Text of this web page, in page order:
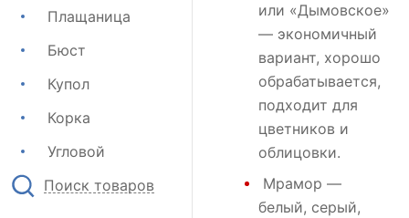
Плащаница
Бюст
Купол
Корка
Угловой
Поиск товаров
или «Дымовское»
— экономичный
вариант, хорошо
обрабатывается,
подходит для
цветников и
облицовки.
Мрамор —
белый, серый,